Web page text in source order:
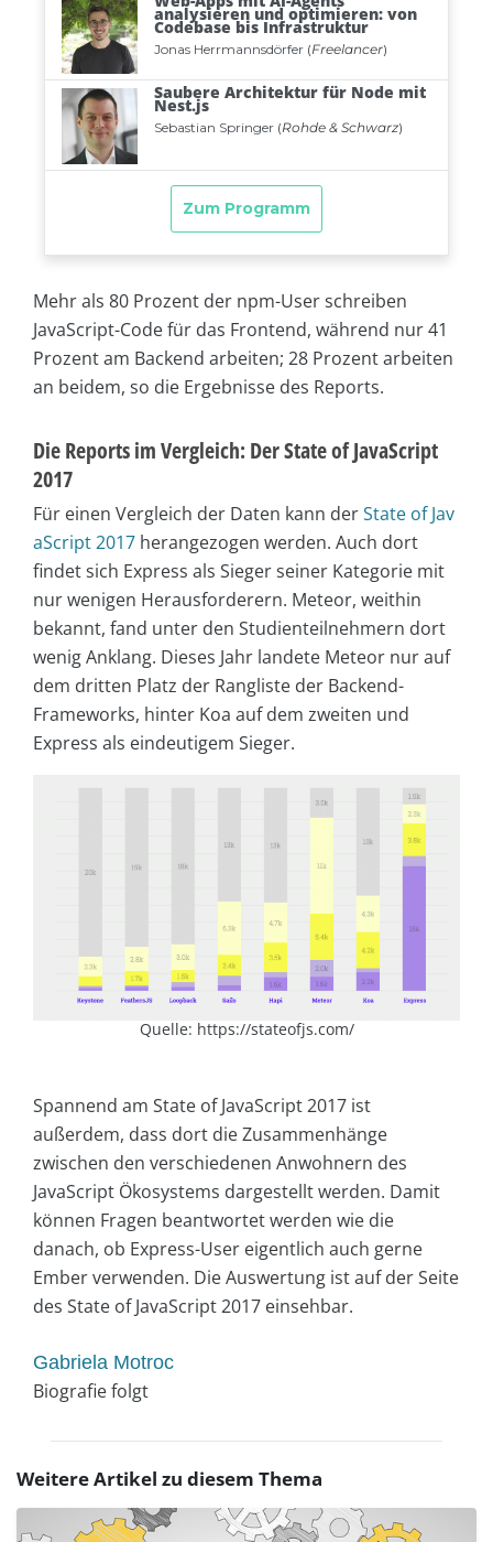
Mehr als 80 Prozent der npm-User schreiben
JavaScript-Code für das Frontend, während nur 41
Prozent am Backend arbeiten; 28 Prozent arbeiten
an beidem, so die Ergebnisse des Reports.
Die Reports im Vergleich: Der State of JavaScript
2017
Für einen Vergleich der Daten kann derState of Jav
aScript 2017 herangezogen werden. Auch dort
findet sich Express als Sieger seiner Kategorie mit
nur wenigen Herausforderern. Meteor, weithin
bekannt, fand unter den Studienteilnehmern dort
wenig Anklang. Dieses Jahr landete Meteor nur auf
dem dritten Platz der Rangliste der Backend-
Frameworks, hinter Koa auf dem zweiten und
Express als eindeutigem Sieger.
Quelle: https://stateofjs.com/
Spannend am State of JavaScript 2017 ist
außerdem, dass dort die Zusammenhänge
zwischen den verschiedenen Anwohnern des
JavaScript Ökosystems dargestellt werden. Damit
können Fragen beantwortet werden wie die
danach, ob Express-User eigentlich auch gerne
Ember verwenden. Die Auswertung ist auf der Seite
des State of JavaScript 2017 einsehbar.
Gabriela Motroc
Biografie folgt
Weitere Artikel zu diesem Thema